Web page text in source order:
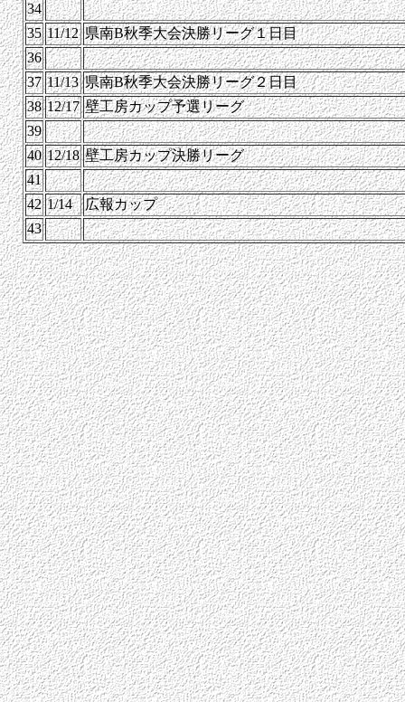
34
35 11/12 県南B秋季大会決勝リーグ１日目
36
37 11/13 県南B秋季大会決勝リーグ２日目
38 12/17 壁工房カップ予選リーグ
39
40 12/18 壁工房カップ決勝リーグ
41
42 1/14
広報カップ
43